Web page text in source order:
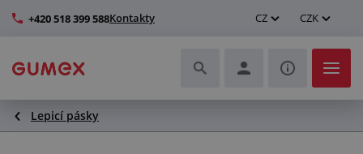
+420 518 399 588Kontakty CZ CZK
Hadice a jejich kompletace
Lepicí pásky